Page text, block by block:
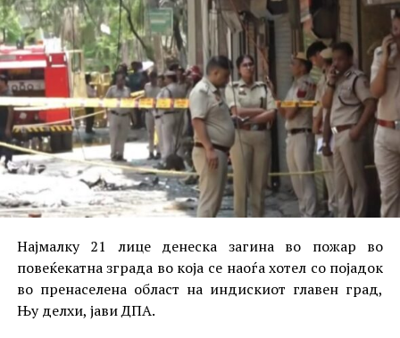
Најмалку 21 лице денеска загина во пожар во
повеќекатна зграда во која се наоѓа хотел со појадок
во пренаселена област на индискиот главен град,
Њу делхи, јави ДПА.